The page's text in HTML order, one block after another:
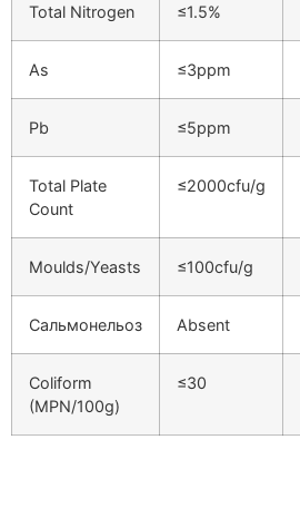
Total Nitrogen ≤1.5%
As ≤3ppm
Pb ≤5ppm
Total Plate
Count
≤2000cfu/g
Moulds/Yeasts ≤100cfu/g
Сальмонельоз Absent
Coliform
(MPN/100g)
≤30